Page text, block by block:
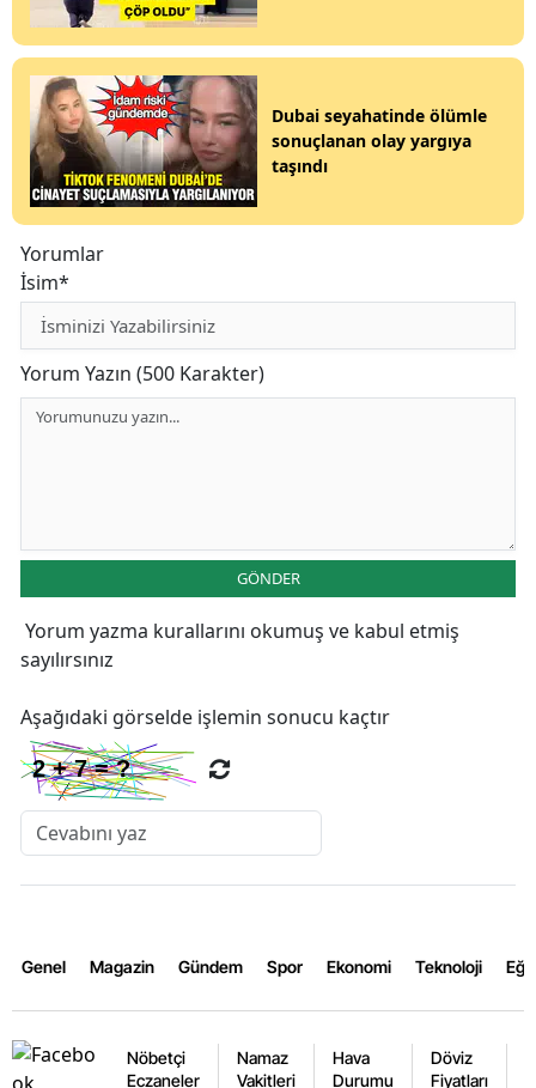
Dubai seyahatinde ölümle
sonuçlanan olay yargıya
taşındı
Yorumlar
İsim*
Yorum Yazın (500 Karakter)
GÖNDER
Yorum yazma kurallarını okumuş ve kabul etmiş
sayılırsınız
Aşağıdaki görselde işlemin sonucu kaçtır
Genel Magazin Gündem Spor Ekonomi Teknoloji
Nöbetçi
Eczaneler
Namaz
Vakitleri
Hava
Durumu
Döviz
Fiyatları